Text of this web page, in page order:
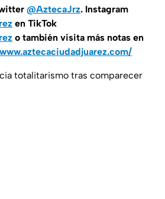
@AztecaJrz. Instagram
en TikTok
o también visita más notas en
totalitarismo tras comparecer